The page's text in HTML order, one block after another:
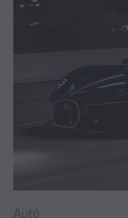
Autó